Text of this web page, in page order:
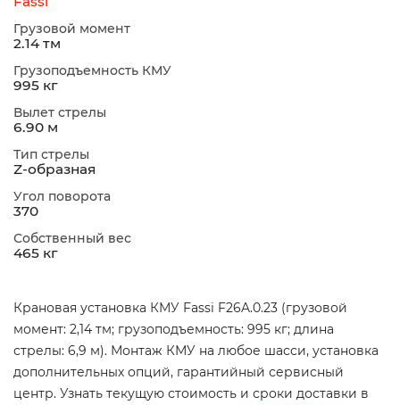
Грузовой момент
2.14 тм
Грузоподъемность КМУ
995 кг
Вылет стрелы
6.90 м
Тип стрелы
Z-образная
Угол поворота
370
Собственный вес
465 кг
Крановая установка КМУ Fassi F26A.0.23 (грузовой
момент: 2,14 тм; грузоподъемность: 995 кг; длина
стрелы: 6,9 м). Монтаж КМУ на любое шасси, установка
дополнительных опций, гарантийный сервисный
центр. Узнать текущую стоимость и сроки доставки в